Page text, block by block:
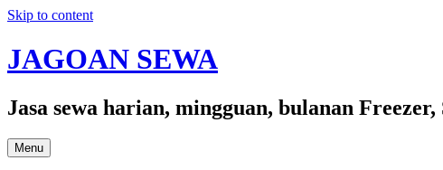
Skip to content
JAGOAN SEWA
Jasa sewa harian, mingguan, bulanan
Menu